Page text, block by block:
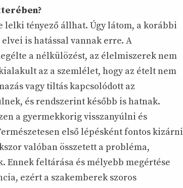
lelki tényező állhat. Úgy látom, a korábbi
is hatással vannak erre. A
a nélkülözést, az élelmiszerek nem
az a szemlélet, hogy az ételt nem
vagy tiltás kapcsolódott az
és rendszerint később is hatnak.
a gyermekkorig visszanyúlni és
első lépésként fontos kizárni
valóban összetett a probléma,
Ennek feltárása és mélyebb megértése
ezért a szakemberek szoros